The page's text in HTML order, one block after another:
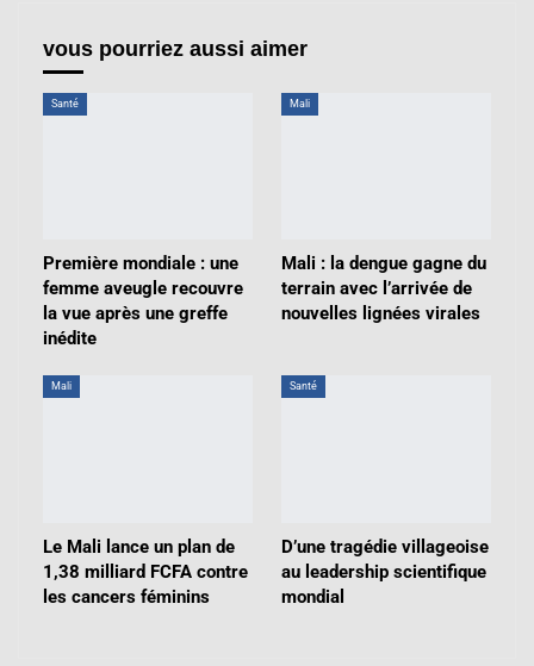
vous pourriez aussi aimer
Santé
Première mondiale : une
femme aveugle recouvre
la vue après une greffe
inédite
Mali
Mali : la dengue gagne du
terrain avec l’arrivée de
nouvelles lignées virales
Mali
Le Mali lance un plan de
1,38 milliard FCFA contre
les cancers féminins
Santé
D’une tragédie villageoise
au leadership scientifique
mondial